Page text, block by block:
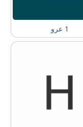
1 عرو